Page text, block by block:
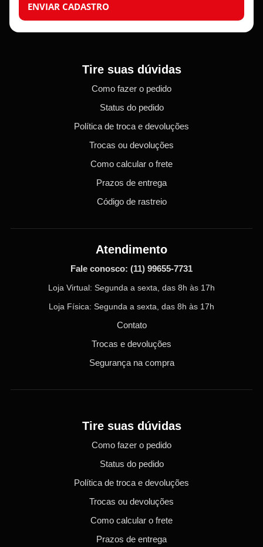
ENVIAR CADASTRO
Tire suas dúvidas
Como fazer o pedido
Status do pedido
Política de troca e devoluções
Trocas ou devoluções
Como calcular o frete
Prazos de entrega
Código de rastreio
Atendimento
Fale conosco: (11) 99655-7731
Loja Virtual: Segunda a sexta, das 8h às 17h
Loja Física: Segunda a sexta, das 8h às 17h
Contato
Trocas e devoluções
Segurança na compra
Tire suas dúvidas
Como fazer o pedido
Status do pedido
Política de troca e devoluções
Trocas ou devoluções
Como calcular o frete
Prazos de entrega